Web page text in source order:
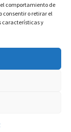
comportamiento de
consentir o retirar el
características y
reservados